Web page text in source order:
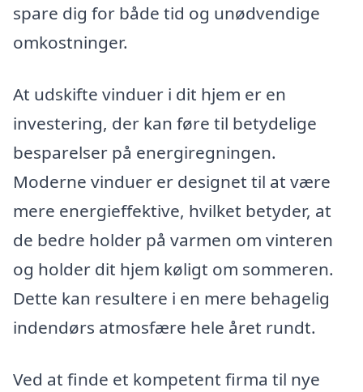
spare dig for både tid og unødvendige
omkostninger.
At udskifte vinduer i dit hjem er en
investering, der kan føre til betydelige
besparelser på energiregningen.
Moderne vinduer er designet til at være
mere energieffektive, hvilket betyder, at
de bedre holder på varmen om vinteren
og holder dit hjem køligt om sommeren.
Dette kan resultere i en mere behagelig
indendørs atmosfære hele året rundt.
Ved at finde et kompetent firma til nye